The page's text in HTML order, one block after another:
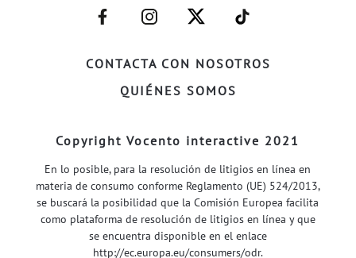
CONTACTA CON NOSOTROS
QUIÉNES SOMOS
–
FACEBOOK–
–
INSTAGRAM–
–
TWITTER–
–
WELIFE–
Copyright Vocento interactive 2021
En lo posible, para la resolución de litigios en línea en
materia de consumo conforme Reglamento (UE) 524/2013,
se buscará la posibilidad que la Comisión Europea facilita
como plataforma de resolución de litigios en línea y que
se encuentra disponible en el enlace
http://ec.europa.eu/consumers/odr.